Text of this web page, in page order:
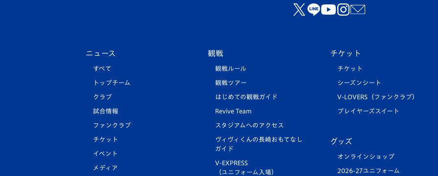
ニュース
すべて
トップチーム
クラブ
試合情報
ファンクラブ
チケット
イベント
メディア
観戦
観戦ルール
観戦ツアー
はじめての観戦ガイド
Revive Team
スタジアムへのアクセス
ヴィヴィくんの長崎おもてなし
ガイド
V-EXPRESS
（ユニフォーム入場）
チケット
チケット
シーズンシート
V-LOVERS（ファンクラブ）
プレイヤーズスイート
グッズ
オンラインショップ
2026-27ユニフォーム